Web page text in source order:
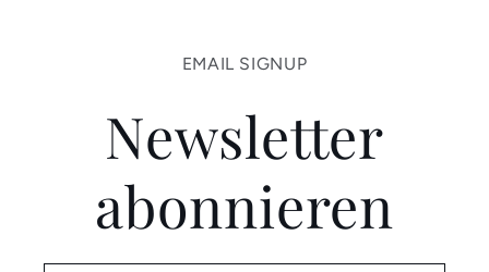
EMAIL SIGNUP
Newsletter
abonnieren